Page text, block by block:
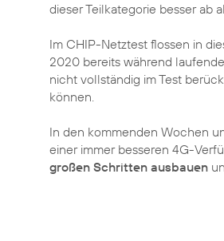
dieser Teilkategorie besser ab
Im CHIP-Netztest flossen in
2020 bereits während
nicht vollständig im Test
können.
In den kommenden Wochen
einer immer besseren 4G-
großen Schritten ausbauen